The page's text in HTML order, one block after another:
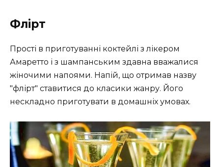
Флірт
Прості в приготуванні коктейлі з лікером
Амаретто і з шампанським здавна вважалися
жіночими напоями. Напій, що отримав назву
"флірт" ставитися до класики жанру. Його
нескладно приготувати в домашніх умовах.